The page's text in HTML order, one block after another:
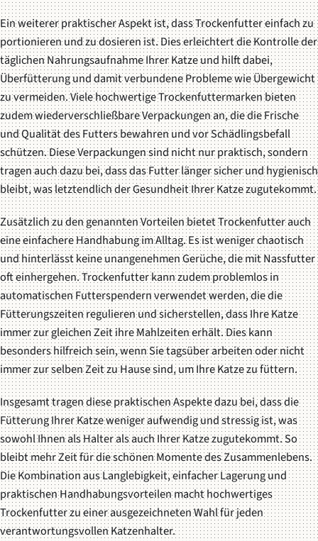
Ein weiterer praktischer Aspekt ist, dass Trockenfutter einfach zu
portionieren und zu dosieren ist. Dies erleichtert die Kontrolle der
täglichen Nahrungsaufnahme Ihrer Katze und hilft dabei,
Überfütterung und damit verbundene Probleme wie Übergewicht
zu vermeiden. Viele hochwertige Trockenfuttermarken bieten
zudem wiederverschließbare Verpackungen an, die die Frische
und Qualität des Futters bewahren und vor Schädlingsbefall
schützen. Diese Verpackungen sind nicht nur praktisch, sondern
tragen auch dazu bei, dass das Futter länger sicher und hygienisch
bleibt, was letztendlich der Gesundheit Ihrer Katze zugutekommt.
Zusätzlich zu den genannten Vorteilen bietet Trockenfutter auch
eine einfachere Handhabung im Alltag. Es ist weniger chaotisch
und hinterlässt keine unangenehmen Gerüche, die mit Nassfutter
oft einhergehen. Trockenfutter kann zudem problemlos in
automatischen Futterspendern verwendet werden, die die
Fütterungszeiten regulieren und sicherstellen, dass Ihre Katze
immer zur gleichen Zeit ihre Mahlzeiten erhält. Dies kann
besonders hilfreich sein, wenn Sie tagsüber arbeiten oder nicht
immer zur selben Zeit zu Hause sind, um Ihre Katze zu füttern.
Insgesamt tragen diese praktischen Aspekte dazu bei, dass die
Fütterung Ihrer Katze weniger aufwendig und stressig ist, was
sowohl Ihnen als Halter als auch Ihrer Katze zugutekommt. So
bleibt mehr Zeit für die schönen Momente des Zusammenlebens.
Die Kombination aus Langlebigkeit, einfacher Lagerung und
praktischen Handhabungsvorteilen macht hochwertiges
Trockenfutter zu einer ausgezeichneten Wahl für jeden
verantwortungsvollen Katzenhalter.